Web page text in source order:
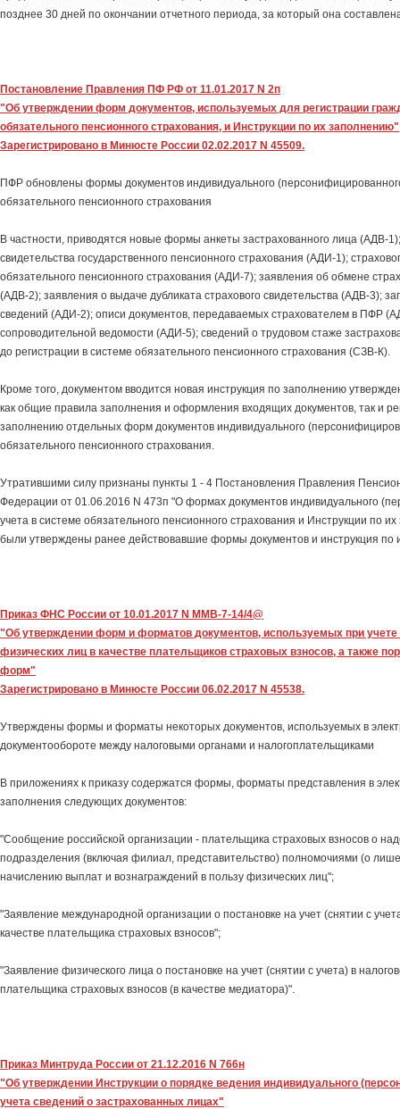
позднее 30 дней по окончании отчетного периода, за который она
Постановление Правления ПФ РФ от 11.01.2017 N 2п
"Об утверждении форм документов, используемых для регистрации
обязательного пенсионного страхования, и Инструкции по их заполнению"
Зарегистрировано в Минюсте России 02.02.2017 N 45509.
ПФР обновлены формы документов индивидуального
обязательного пенсионного страхования
В частности, приводятся новые формы анкеты застрахованного лица (АДВ-1);
свидетельства государственного пенсионного страхования (АДИ-1);
обязательного пенсионного страхования (АДИ-7); заявления об обмене
(АДВ-2); заявления о выдаче дубликата страхового свидетельства (АДВ-3);
сведений (АДИ-2); описи документов, передаваемых страхователем в ПФР
сопроводительной ведомости (АДИ-5); сведений о трудовом стаже
до регистрации в системе обязательного пенсионного страхования (СЗВ-К).
Кроме того, документом вводится новая инструкция по заполнению
как общие правила заполнения и оформления входящих документов, так и
заполнению отдельных форм документов индивидуального
обязательного пенсионного страхования.
Утратившими силу признаны пункты 1 - 4 Постановления Правления
Федерации от 01.06.2016 N 473п "О формах документов индивидуального
учета в системе обязательного пенсионного страхования и Инструкции по
были утверждены ранее действовавшие формы документов и инструкция по
Приказ ФНС России от 10.01.2017 N ММВ-7-14/4@
"Об утверждении форм и форматов документов, используемых при учете
физических лиц в качестве плательщиков страховых взносов, а также
форм"
Зарегистрировано в Минюсте России 06.02.2017 N 45538.
Утверждены формы и форматы некоторых документов, используемых в
документообороте между налоговыми органами и налогоплательщиками
В приложениях к приказу содержатся формы, форматы представления в
заполнения следующих документов:
"Сообщение российской организации - плательщика страховых взносов о
подразделения (включая филиал, представительство) полномочиями (о
начислению выплат и вознаграждений в пользу физических лиц";
"Заявление международной организации о постановке на учет (снятии с
качестве плательщика страховых взносов";
"Заявление физического лица о постановке на учет (снятии с учета) в
плательщика страховых взносов (в качестве медиатора)".
Приказ Минтруда России от 21.12.2016 N 766н
"Об утверждении Инструкции о порядке ведения индивидуального
учета сведений о застрахованных лицах"